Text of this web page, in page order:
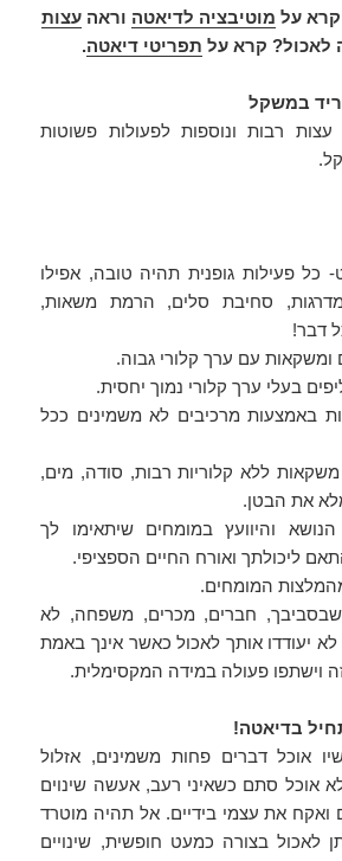
על מוטיבציה לדיאטה וראהעצות
קרא על תפריטי דיאטה.
במשקל
רבות ונוספות לפעולות פשוטות
פעילות גופנית תהיה טובה, אפילו
סחיבת סלים, הרמת משאות,
דבר!
עם ערך קלורי גבוה.
בעלי ערך קלורי נמוך יחסית.
באמצעות מרכיבים לא משמינים ככל
ללא קלוריות רבות, סודה, מים,
את הבטן.
והיוועץ במומחים שיתאימו לך
ליכולתך ואורח החיים הספציפי.
המומחים.
חברים, מכרים, משפחה, לא
לא יעודדו אותך לאכול כאשר אינך באמת
וישתפו פעולה במידה המקסימלית.
בדיאטה!
אוכל דברים פחות משמינים, אזלול
אוכל סתם כשאיני רעב, אעשה שינוים
ואקח את עצמי בידיים. אל תהיה מוטרד
לאכול בצורה כמעט חופשית, שינויים